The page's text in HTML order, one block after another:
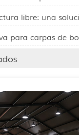
libre: una
para carpas de